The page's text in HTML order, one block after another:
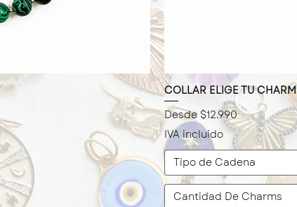
COLLAR ELIGE TU CHARM
Desde $12.990
Precio de oferta
IVA incluido
Tipo de Cadena
Cantidad De Charms